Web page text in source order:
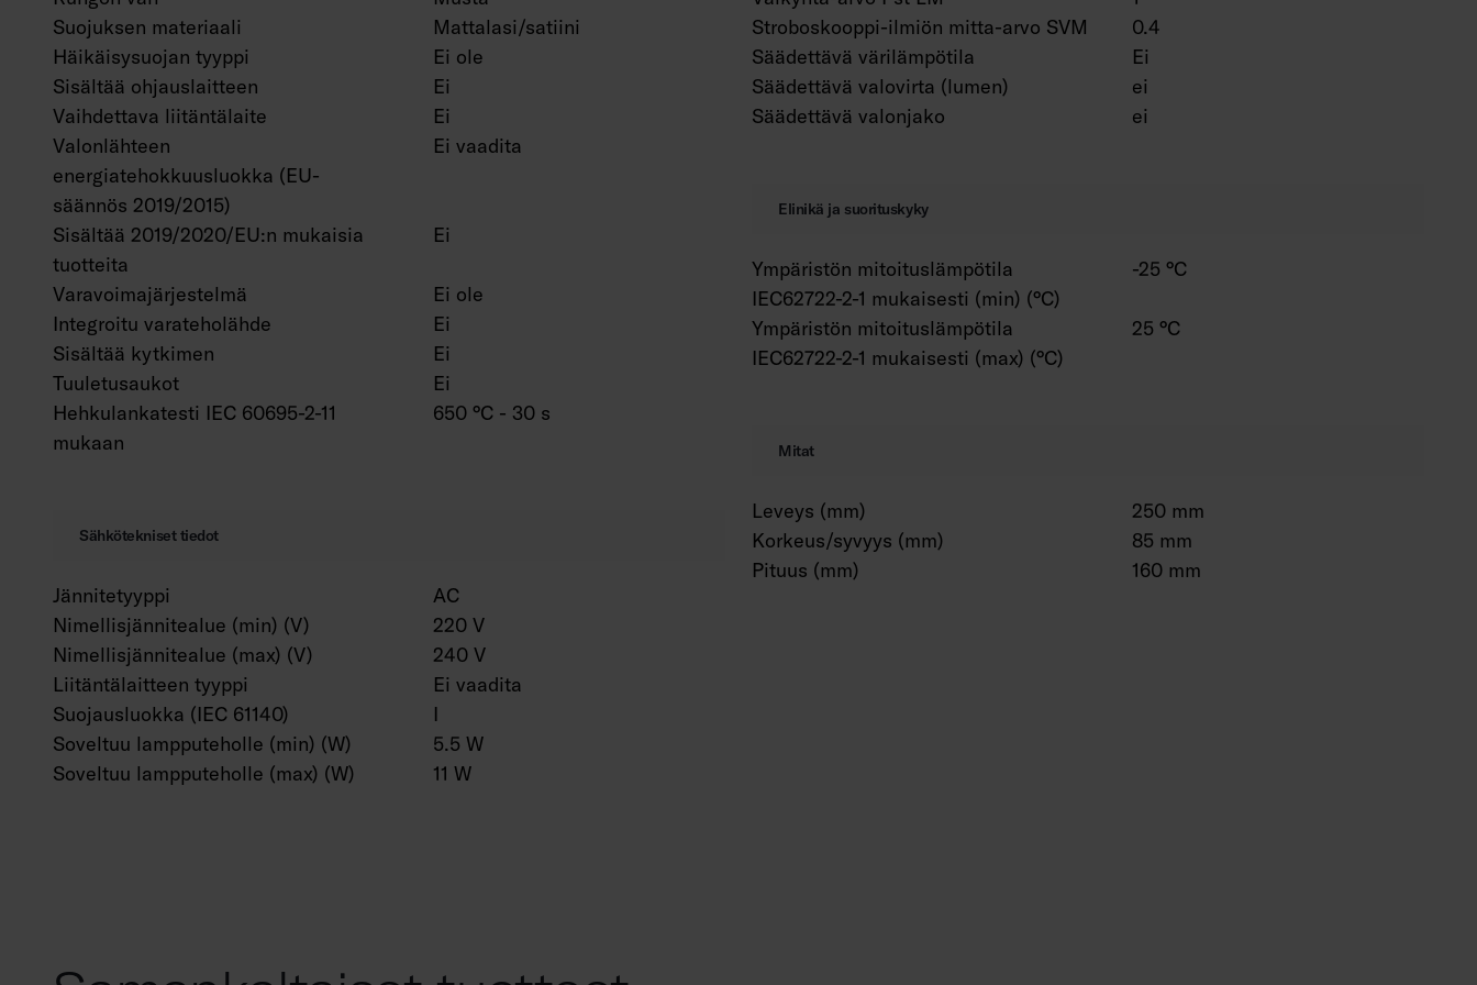
Suojuksen materiaali
Mattalasi/satiini
Häikäisysuojan tyyppi
Ei ole
Sisältää ohjauslaitteen
Ei
Vaihdettava liitäntälaite
Ei
Valonlähteen
energiatehokkuusluokka (EU-
säännös 2019/2015)
Ei vaadita
Sisältää 2019/2020/EU:n mukaisia
tuotteita
Ei
Varavoimajärjestelmä
Ei ole
Integroitu varateholähde
Ei
Sisältää kytkimen
Ei
Tuuletusaukot
Ei
Hehkulankatesti IEC 60695-2-11
mukaan
650 °C - 30 s
Sähkötekniset tiedot
Jännitetyyppi
AC
Nimellisjännitealue (min) (V)
220 V
Nimellisjännitealue (max) (V)
240 V
Liitäntälaitteen tyyppi
Ei vaadita
Suojausluokka (IEC 61140)
I
Soveltuu lampputeholle (min) (W)
5.5 W
Soveltuu lampputeholle (max) (W)
11 W
Stroboskooppi-ilmiön mitta-arvo SVM
0.4
Säädettävä värilämpötila
Ei
Säädettävä valovirta (lumen)
ei
Säädettävä valonjako
ei
Elinikä ja suorituskyky
Ympäristön mitoituslämpötila
IEC62722-2-1 mukaisesti (min) (°C)
-25 °C
Ympäristön mitoituslämpötila
IEC62722-2-1 mukaisesti (max) (°C)
25 °C
Mitat
Leveys (mm)
250 mm
Korkeus/syvyys (mm)
85 mm
Pituus (mm)
160 mm